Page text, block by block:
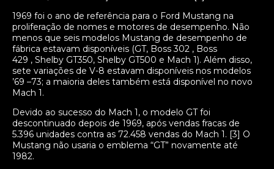
1969 foi o ano de referência para o Ford Mustang na
proliferação de nomes e motores de desempenho. Não
menos que seis modelos Mustang de desempenho de
fábrica estavam disponíveis (GT, Boss 302 , Boss
429 , Shelby GT350, Shelby GT500 e Mach 1). Além disso,
sete variações de V-8 estavam disponíveis nos modelos
’69 –73; a maioria deles também está disponível no novo
Mach 1.
Devido ao sucesso do Mach 1, o modelo GT foi
descontinuado depois de 1969, após vendas fracas de
5.396 unidades contra as 72.458 vendas do Mach 1. [3] O
Mustang não usaria o emblema “GT” novamente até
1982.